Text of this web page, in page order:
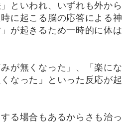
といわれ、いずれも外から
に起こる脳の応答による神
が起きるため一時的に体は
が無くなった」、「楽にな
なった」といった反応が起
る場合もあるからさも治っ